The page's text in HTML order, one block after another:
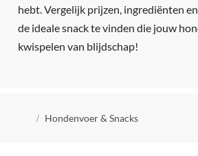
hebt. Vergelijk prijzen, ingrediënten
de ideale snack te vinden die jouw
kwispelen van blijdschap!
Kruimelpad
Hondenvoer & Snacks